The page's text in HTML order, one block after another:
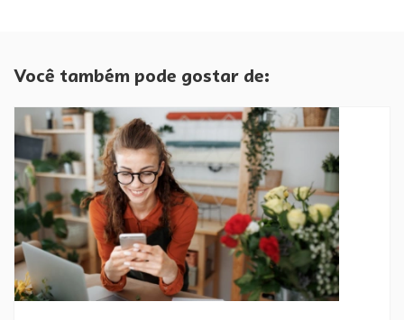
Você também pode gostar de: